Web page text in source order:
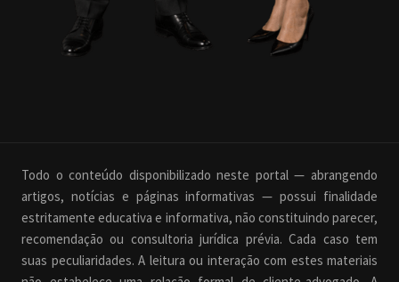
Todo o conteúdo disponibilizado neste portal — abrangendo
artigos, notícias e páginas informativas — possui finalidade
estritamente educativa e informativa, não constituindo parecer,
recomendação ou consultoria jurídica prévia. Cada caso tem
suas peculiaridades. A leitura ou interação com estes materiais